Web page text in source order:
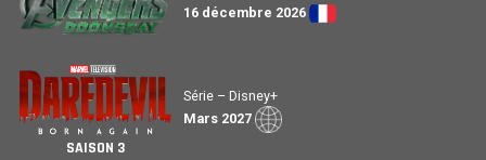
16 décembre 2026
SAISON 3
Série – Disney+
Mars 2027